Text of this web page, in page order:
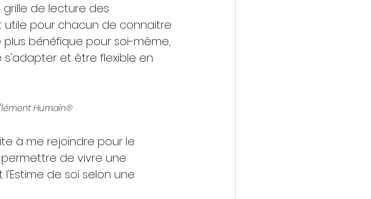
de lecture des
utile pour chacun de connaitre
bénéfique pour soi-même,
s'adapter et être flexible en
Humain®
à me rejoindre pour le
de vivre une
de soi selon une